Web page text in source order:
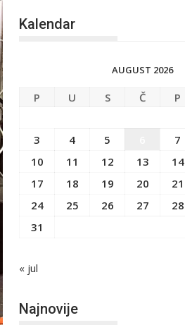
Kalendar
AUGUST 2026
P U S Č P
3
4 5 7
10
11 12 13 14
17
18 19 20 21
24
25 26 27 28
31
« jul
Najnovije